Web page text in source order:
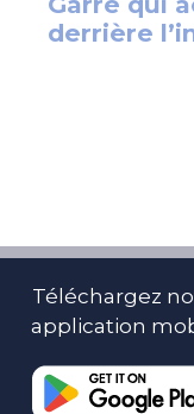
Téléchargez
application